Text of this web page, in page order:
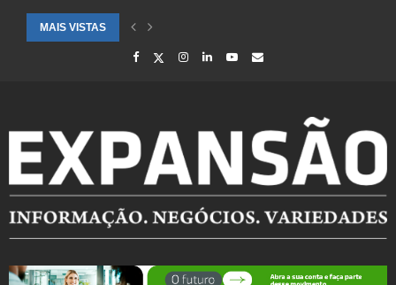
MAIS VISTAS
CIDADES ATENDIDAS PELO SEBRAE RS SÃO DESTAQUE EM